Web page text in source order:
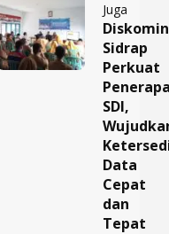
Juga
Sidrap
Perkuat
SDI,
Data
Cepat
dan
Tepat